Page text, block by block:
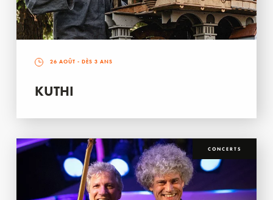
26 AOÛT - DÈS 3 ANS
KUTHI
CONCERTS